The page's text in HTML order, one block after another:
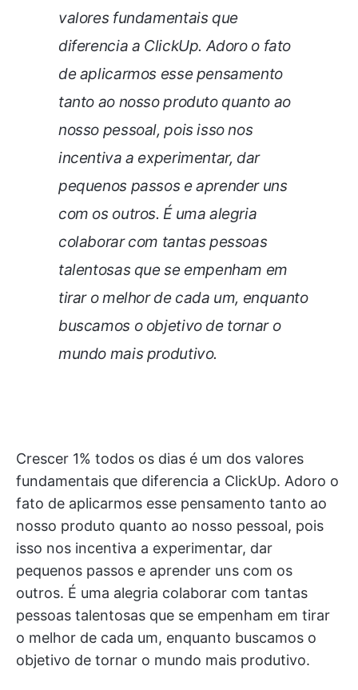
valores fundamentais que
diferencia a ClickUp. Adoro o fato
de aplicarmos esse pensamento
tanto ao nosso produto quanto ao
nosso pessoal, pois isso nos
incentiva a experimentar, dar
pequenos passos e aprender uns
com os outros. É uma alegria
colaborar com tantas pessoas
talentosas que se empenham em
tirar o melhor de cada um, enquanto
buscamos o objetivo de tornar o
mundo mais produtivo.
Crescer 1% todos os dias é um dos valores
fundamentais que diferencia a ClickUp. Adoro o
fato de aplicarmos esse pensamento tanto ao
nosso produto quanto ao nosso pessoal, pois
isso nos incentiva a experimentar, dar
pequenos passos e aprender uns com os
outros. É uma alegria colaborar com tantas
pessoas talentosas que se empenham em tirar
o melhor de cada um, enquanto buscamos o
objetivo de tornar o mundo mais produtivo.